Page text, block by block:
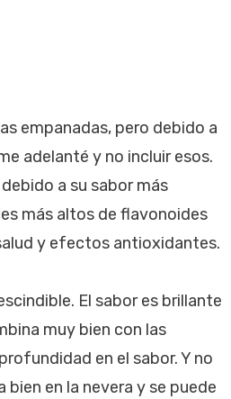
empanadas, pero debido a
adelanté y no incluir esos.
a su sabor más
más altos de flavonoides
y efectos antioxidantes.
El sabor es brillante
muy bien con las
en el sabor. Y no
en la nevera y se puede